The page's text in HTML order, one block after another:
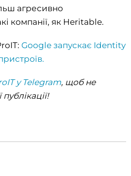
агресивно
компанії, як Heritable.
Google запускає Identity
у Telegram, щоб не